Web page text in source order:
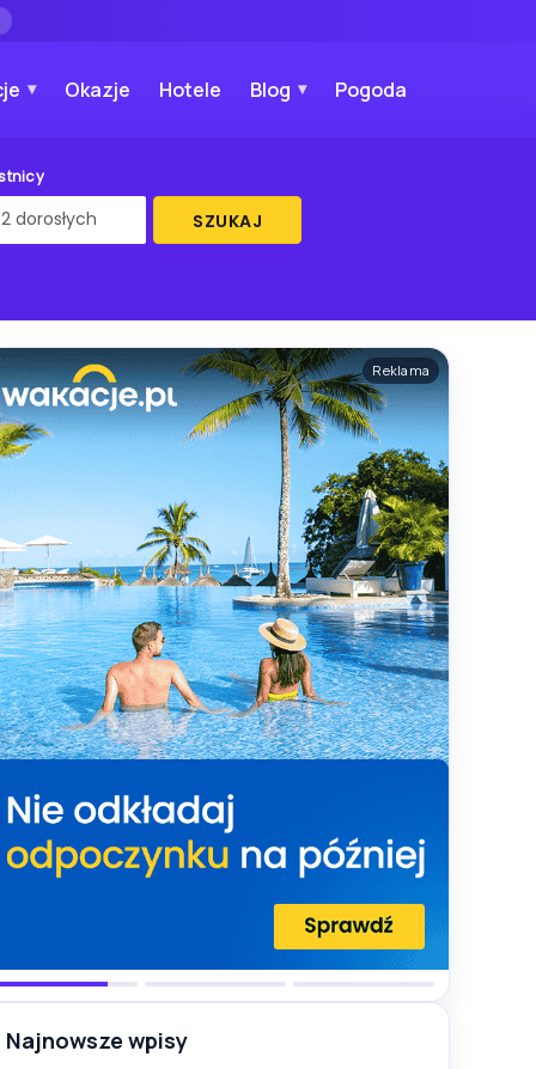
Okazje Hotele Blog Pogoda
SZUKAJ
Reklama
Najnowsze wpisy